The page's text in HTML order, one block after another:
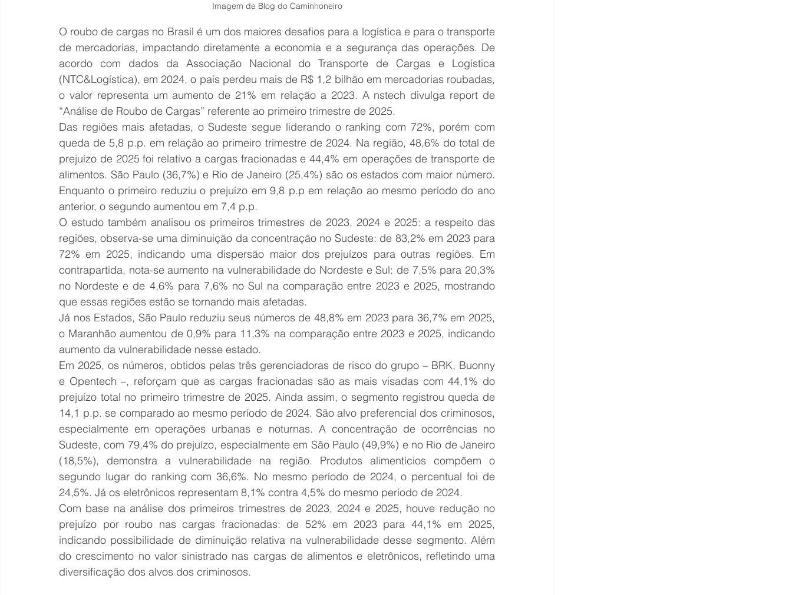
Imagem de Blog do Caminhoneiro
O roubo de cargas no Brasil é um dos maiores desafios para a logística e para o transporte
de mercadorias, impactando diretamente a economia e a segurança das operações. De
acordo com dados da Associação Nacional do Transporte de Cargas e Logística
(NTC&Logística), em 2024, o país perdeu mais de R$ 1,2 bilhão em mercadorias roubadas,
o valor representa um aumento de 21% em relação a 2023. A nstech divulga report de
“Análise de Roubo de Cargas” referente ao primeiro trimestre de 2025.
Das regiões mais afetadas, o Sudeste segue liderando o ranking com 72%, porém com
queda de 5,8 p.p. em relação ao primeiro trimestre de 2024. Na região, 48,6% do total de
prejuízo de 2025 foi relativo a cargas fracionadas e 44,4% em operações de transporte de
alimentos. São Paulo (36,7%) e Rio de Janeiro (25,4%) são os estados com maior número.
Enquanto o primeiro reduziu o prejuízo em 9,8 p.p em relação ao mesmo período do ano
anterior, o segundo aumentou em 7,4 p.p.
O estudo também analisou os primeiros trimestres de 2023, 2024 e 2025: a respeito das
regiões, observa-se uma diminuição da concentração no Sudeste: de 83,2% em 2023 para
72% em 2025, indicando uma dispersão maior dos prejuízos para outras regiões. Em
contrapartida, nota-se aumento na vulnerabilidade do Nordeste e Sul: de 7,5% para 20,3%
no Nordeste e de 4,6% para 7,6% no Sul na comparação entre 2023 e 2025, mostrando
que essas regiões estão se tornando mais afetadas.
Já nos Estados, São Paulo reduziu seus números de 48,8% em 2023 para 36,7% em 2025,
o Maranhão aumentou de 0,9% para 11,3% na comparação entre 2023 e 2025, indicando
aumento da vulnerabilidade nesse estado.
Em 2025, os números, obtidos pelas três gerenciadoras de risco do grupo – BRK, Buonny
e Opentech –, reforçam que as cargas fracionadas são as mais visadas com 44,1% do
prejuízo total no primeiro trimestre de 2025. Ainda assim, o segmento registrou queda de
14,1 p.p. se comparado ao mesmo período de 2024. São alvo preferencial dos criminosos,
especialmente em operações urbanas e noturnas. A concentração de ocorrências no
Sudeste, com 79,4% do prejuízo, especialmente em São Paulo (49,9%) e no Rio de Janeiro
(18,5%), demonstra a vulnerabilidade na região. Produtos alimentícios compõem o
segundo lugar do ranking com 36,6%. No mesmo período de 2024, o percentual foi de
24,5%. Já os eletrônicos representam 8,1% contra 4,5% do mesmo período de 2024.
Com base na análise dos primeiros trimestres de 2023, 2024 e 2025, houve redução no
prejuízo por roubo nas cargas fracionadas: de 52% em 2023 para 44,1% em 2025,
indicando possibilidade de diminuição relativa na vulnerabilidade desse segmento. Além
do crescimento no valor sinistrado nas cargas de alimentos e eletrônicos, refletindo uma
diversificação dos alvos dos criminosos.